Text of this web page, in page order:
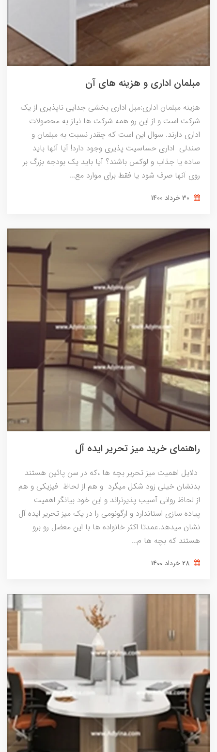
مبلمان اداری و هزینه های آن
هزینه مبلمان اداری:مبل اداری بخشی جدایی ناپذیری از یک
شرکت است و از این رو همه شرکت ها نیاز به محصولات
اداری دارند. سوال این است که چقدر نسبت به مبلمان و
صندلی اداری حساسیت پذیری وجود دارد! آیا آنها باید
ساده یا جذاب و لوکس باشند؟ آیا باید یک بودجه بزرگ بر
روی آنها صرف شود یا فقط برای موارد مع...
راهنمای خرید میز تحریر ایده آل
دلایل اهمیت میز تحریر بچه ها ،که در سن پائین هستند
بدنشان خیلی زود شکل میگرد و هم از لحاظ فیزیکی و هم
از لحاظ روانی آسیب پذیرتراند و این خود بیانگر اهمیت
پیاده سازی استاندارد و ارگونومی را در یک میز تحریر ایده آل
نشان میدهد.عمدتا اکثر خانواده ها با این معضل رو برو
هستند که بچه ها م...